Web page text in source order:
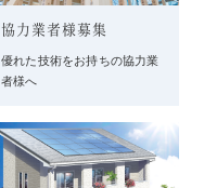
協力業者様募集
優れた技術をお持ちの協力業
者様へ